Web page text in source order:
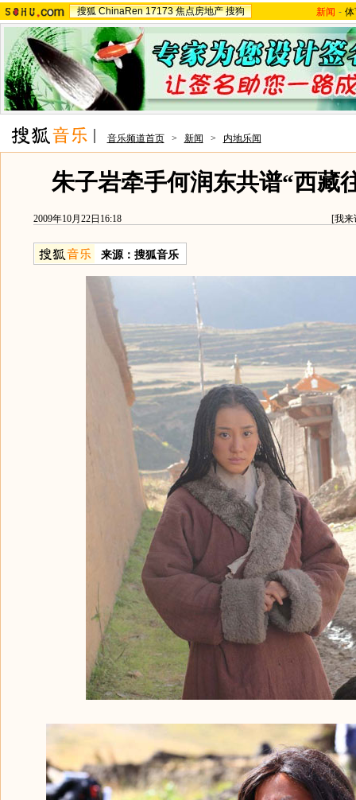
搜狐 ChinaRen 17173 焦点房地产 搜狗 新闻 -
音乐频道首页 > 新闻 > 内地乐闻
朱子岩牵手何润东共谱“西藏
2009年10月22日16:18 [我来
来源： 搜狐音乐